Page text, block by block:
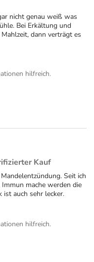
nicht genau weiß was
Bei Erkältung und
dann verträgt es
hilfreich.
Kauf
Seit ich
mache werden die
ist auch sehr lecker.
hilfreich.